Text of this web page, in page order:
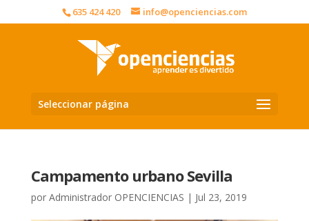
635 424 420 info@openciencias.com
Seleccionar página
Campamento urbano Sevilla
por Administrador OPENCIENCIAS | Jul 23, 2019